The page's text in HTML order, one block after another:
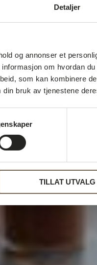
Detaljer
og annonser et
om hvordan
som kan kombinere
bruk av tjenestene
TILLAT UTVALG